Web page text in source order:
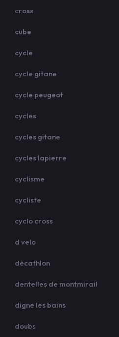
cross
cube
cycle
cycle gitane
cycle peugeot
cycles
cycles gitane
cycles lapierre
cyclisme
cycliste
cyclo cross
d velo
décathlon
dentelles de montmirail
digne les bains
doubs